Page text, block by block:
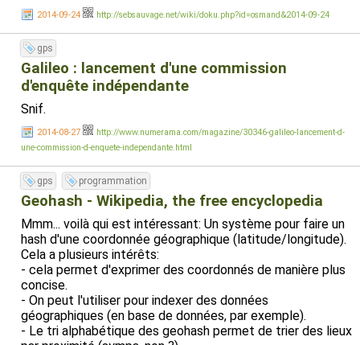
2014-09-24 http://sebsauvage.net/wiki/doku.php?id=osmand&2014-09-24
gps
Galileo : lancement d'une commission
d'enquête indépendante
Snif.
2014-08-27
http://www.numerama.com/magazine/30346-galileo-lancement-d-
une-commission-d-enquete-independante.html
gps programmation
Geohash - Wikipedia, the free encyclopedia
Mmm... voilà qui est intéressant: Un système pour faire un
hash d'une coordonnée géographique (latitude/longitude).
Cela a plusieurs intérêts:
- cela permet d'exprimer des coordonnés de manière plus
concise.
- On peut l'utiliser pour indexer des données
géographiques (en base de données, par exemple).
- Le tri alphabétique des geohash permet de trier des lieux